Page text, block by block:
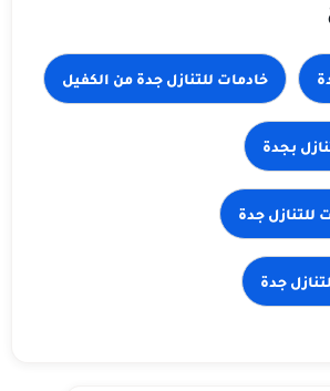
خادمات للتنازل جدة من الكفيل
بجدة
للتنازل جدة
جدة